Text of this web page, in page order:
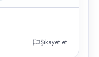
Şikayet et